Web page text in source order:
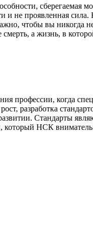
сберегаемая
и не проявленная
чтобы вы никогда
смерть, а жизнь, в
профессии, когда
разработка
Стандарты
НСК